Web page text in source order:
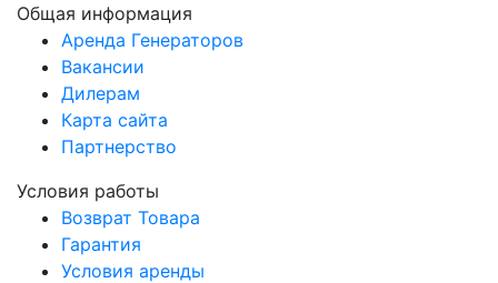
Общая информация
Аренда Генераторов
Вакансии
Дилерам
Карта сайта
Партнерство
Условия работы
Возврат Товара
Гарантия
Условия аренды